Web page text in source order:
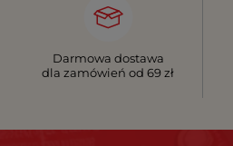
Darmowa dostawa
dla zamówień od 69 zł